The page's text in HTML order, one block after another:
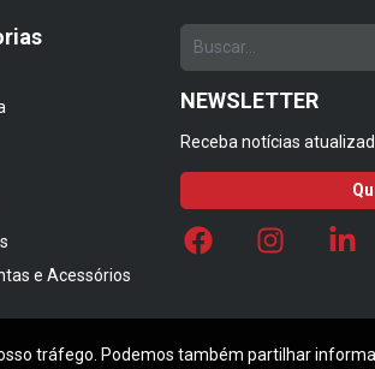
e Acessórios
NEWSLETTER
Receba notícias
tráfego. Podemos também partilhar